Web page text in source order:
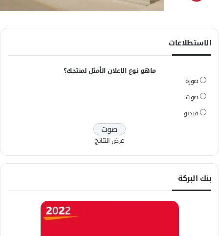
الاستطلاعات
ماهو نوع الاعلان الأمثل لمنتجك؟
صورة
صوت
فيديو
عرض النتائج
بنك البركة